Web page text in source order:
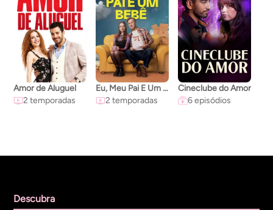
Amor de Aluguel
2 temporadas
Eu, Meu Pai E Um Bebê
2 temporadas
Cineclube do Amor
6 episódios
Descubra